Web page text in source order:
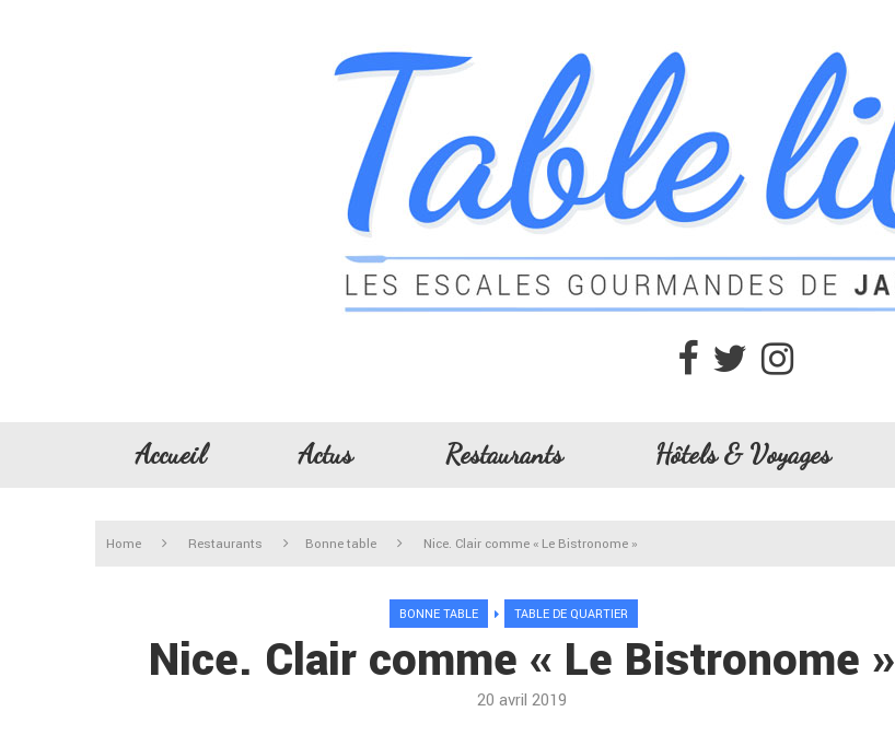
Accueil Actus Restaurants Hôtels & Voyages
Home Restaurants Bonne table Nice. Clair comme « Le Bistronome »
BONNE TABLE TABLE DE QUARTIER
Nice. Clair comme « Le Bistronome »
20 avril 2019